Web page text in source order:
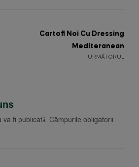
URMĂTORUL
Cartofi Noi Cu Dressing
Mediteranean
fi publicată. Câmpurile obligatorii